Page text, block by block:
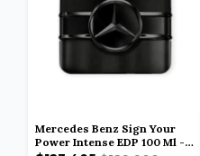
Mercedes Benz Sign Your
Power Intense EDP 100 Ml -